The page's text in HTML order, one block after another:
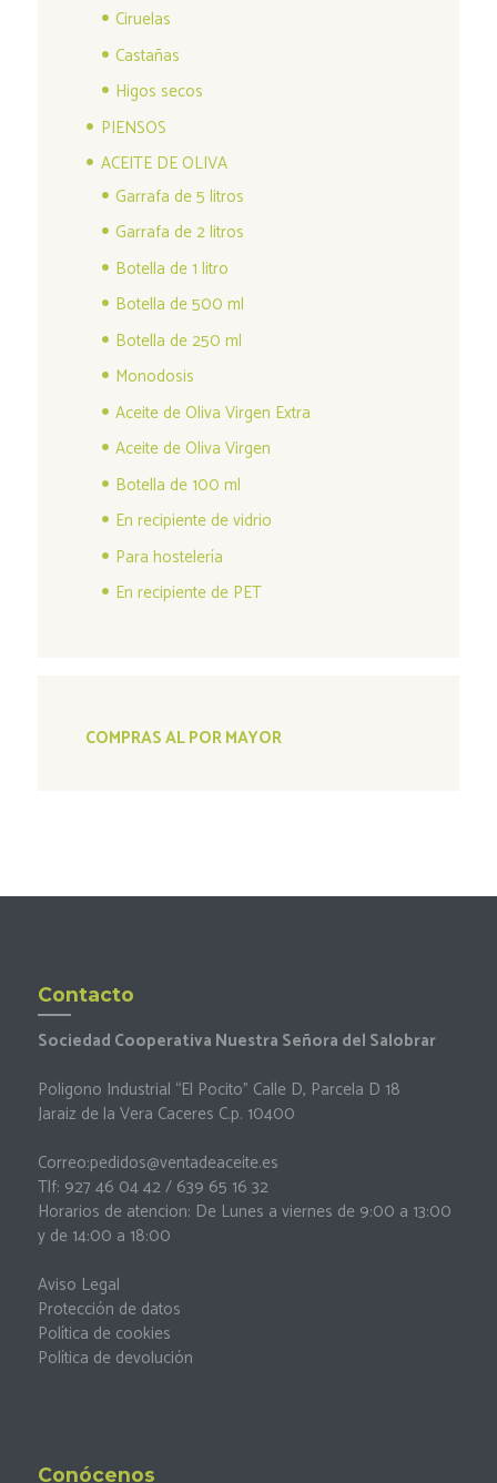
Ciruelas
Castañas
Higos secos
PIENSOS
ACEITE DE OLIVA
Garrafa de 5 litros
Garrafa de 2 litros
Botella de 1 litro
Botella de 500 ml
Botella de 250 ml
Monodosis
Aceite de Oliva Virgen Extra
Aceite de Oliva Virgen
Botella de 100 ml
En recipiente de vidrio
Para hostelería
En recipiente de PET
COMPRAS AL POR MAYOR
Contacto
Sociedad Cooperativa Nuestra Señora del Salobrar
Poligono Industrial “El Pocito” Calle D, Parcela D 18
Jaraiz de la Vera Caceres C.p. 10400
Correo:pedidos@ventadeaceite.es
Tlf: 927 46 04 42 / 639 65 16 32
Horarios de atencion: De Lunes a viernes de 9:00 a 13:00
y de 14:00 a 18:00
Aviso Legal
Protección de datos
Política de cookies
Política de devolución
Conócenos